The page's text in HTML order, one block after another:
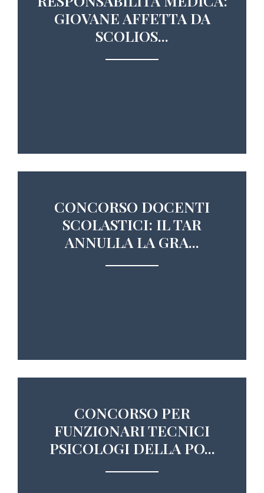
GIOVANE AFFETTA DA
SCOLIOS...
CONCORSO DOCENTI
SCOLASTICI: IL TAR
ANNULLA LA GRA...
CONCORSO PER
FUNZIONARI TECNICI
PSICOLOGI DELLA PO...